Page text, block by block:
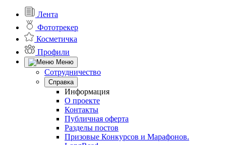
Лента
Фототрекер
Косметичка
Профили
Меню
Сотрудничество
Справка
Информация
О проекте
Контакты
Публичная оферта
Разделы постов
Призовые Конкурсов и Марафонов.